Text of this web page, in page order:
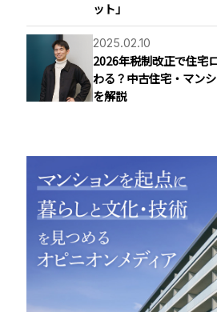
ット」
2025.02.10
2026年税制改正で住宅
わる？中古住宅・マン
を解説